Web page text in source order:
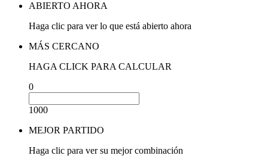
ABIERTO AHORA
Haga clic para ver lo que está abierto ahora
MÁS CERCANO
HAGA CLICK PARA CALCULAR
0
1000
MEJOR PARTIDO
Haga clic para ver su mejor combinación